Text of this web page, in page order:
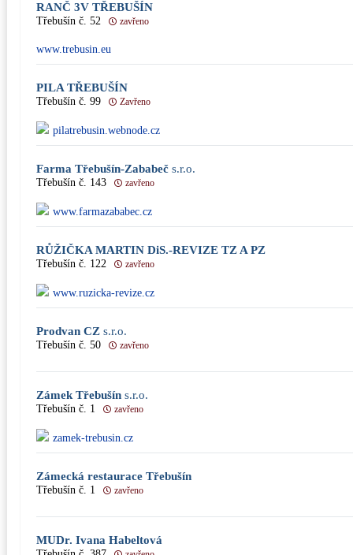
RANČ 3V TŘEBUŠÍN
Třebušín č. 52 zavřeno
www.trebusin.eu
PILA TŘEBUŠÍN
Třebušín č. 99 Zavřeno
pilatrebusin.webnode.cz
Farma Třebušín-Zababeč s.r.o.
Třebušín č. 143 zavřeno
www.farmazababec.cz
RŮŽIČKA MARTIN DiS.-REVIZE TZ A PZ
Třebušín č. 122 zavřeno
www.ruzicka-revize.cz
Prodvan CZ s.r.o.
Třebušín č. 50 zavřeno
Zámek Třebušín s.r.o.
Třebušín č. 1 zavřeno
zamek-trebusin.cz
Zámecká restaurace Třebušín
Třebušín č. 1 zavřeno
MUDr. Ivana Habeltová